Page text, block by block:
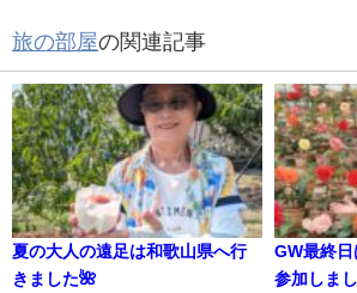
旅の部屋の関連記事
夏の大人の遠足は和歌山県へ行
きました🌺
GW最終
参加しま